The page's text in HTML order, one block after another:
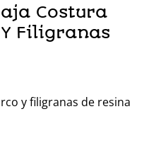
Costura
Filigranas
y filigranas de resina
Tela, Marco Y Filigranas